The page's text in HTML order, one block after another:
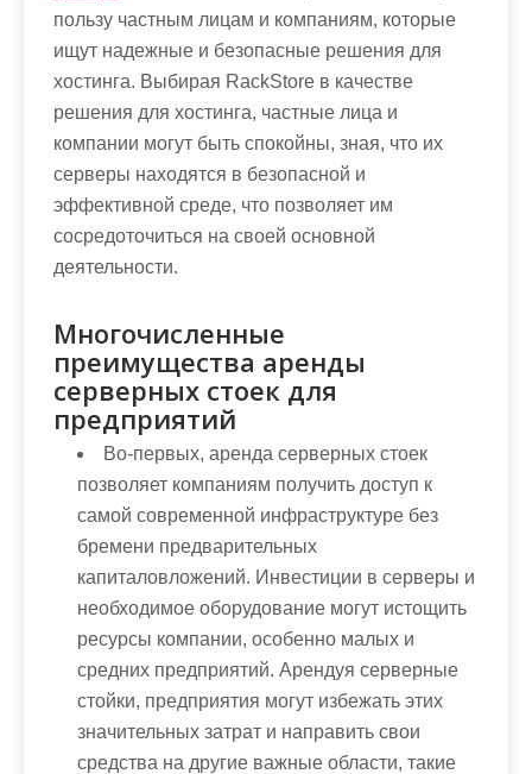
пользу частным лицам и компаниям, которые
ищут надежные и безопасные решения для
хостинга. Выбирая RackStore в качестве
решения для хостинга, частные лица и
компании могут быть спокойны, зная, что их
серверы находятся в безопасной и
эффективной среде, что позволяет им
сосредоточиться на своей основной
деятельности.
Многочисленные
преимущества аренды
серверных стоек для
предприятий
Во-первых, аренда серверных стоек
позволяет компаниям получить доступ к
самой современной инфраструктуре без
бремени предварительных
капиталовложений. Инвестиции в серверы и
необходимое оборудование могут истощить
ресурсы компании, особенно малых и
средних предприятий. Арендуя серверные
стойки, предприятия могут избежать этих
значительных затрат и направить свои
средства на другие важные области, такие